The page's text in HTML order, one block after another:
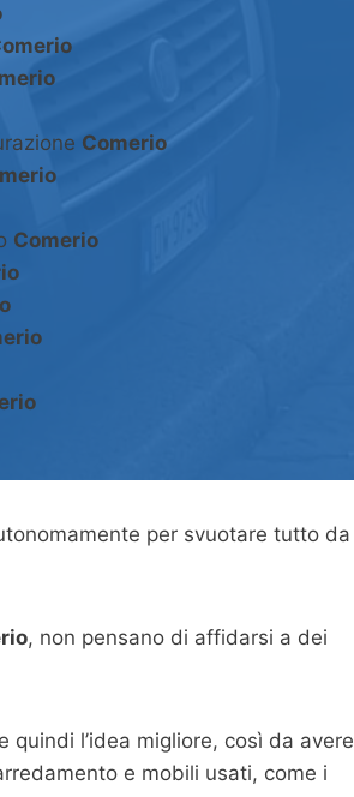
Comerio
Comerio
per svuotare tutto da
, non pensano di affidarsi a dei
quindi l’idea migliore, così da avere
e mobili usati, come i